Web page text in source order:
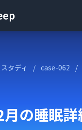
タディ / case-062 /
の睡眠詳